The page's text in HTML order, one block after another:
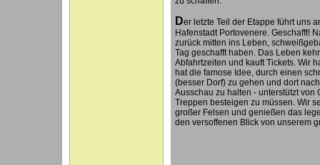
Der letzte Teil der Etappe führt uns
Hafenstadt Portovenere. Geschafft!
zurück mitten ins Leben,
Tag geschafft haben. Das Leben
Abfahrtzeiten und kauft Tickets. Wir
hat die famose Idee, durch einen
(besser Dorf) zu gehen und dort
Ausschau zu halten - unterstützt von
Treppen besteigen zu müssen. Wir
großer Felsen und genießen das
den versoffenen Blick von unserem